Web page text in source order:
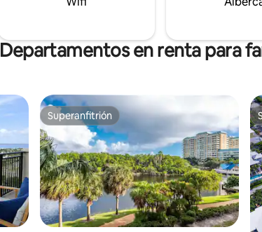
Departamentos en renta para
Superanfitrión
Superanfitrión